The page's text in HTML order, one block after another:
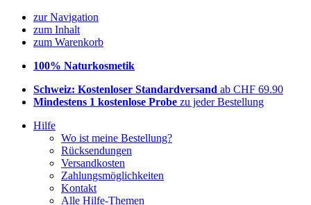
zur Navigation
zum Inhalt
zum Warenkorb
100% Naturkosmetik
Schweiz: Kostenloser Standardversand ab CHF 69.90
Mindestens 1 kostenlose Probe zu jeder Bestellung
Hilfe
Wo ist meine Bestellung?
Rücksendungen
Versandkosten
Zahlungsmöglichkeiten
Kontakt
Alle Hilfe-Themen